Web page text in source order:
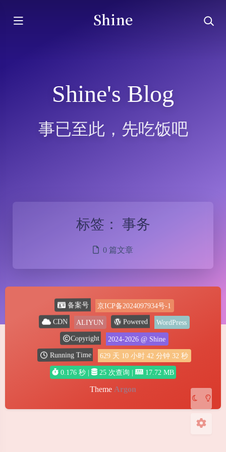
Shine
Shine's Blog
事已至此，先吃饭吧
Sans Serif
浅阴影 深阴影
关闭 日落 暗化
标签： 事务
0 篇文章
备案号 京ICP备2024097934号-1
CDN ALIYUN Powered WordPress
Copyright 2024-2026 @ Shine
Running Time 629天 10小时 42 分钟 32 秒
0.176 秒 | 25 次查询 | 17.72 MB
Theme Argon